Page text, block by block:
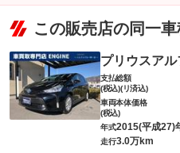
免責金
本保証の開始時からの走
じたエンジン本体及びト
のとします。
保証修理受
付先
グー保証サポートデスク
ロードサー
ビスの有無
修理回数・
上限金額
価格（税込）が５０万円
でとします。輸入車の場
免責金
無し
本保証の開始時からの走
じたエンジン本体及び
ールについて、本保証に
のとします。
グー保証サポートデスク
す。専任のオペレーター
着手までが早いのが特徴
修理回数・
上限金額
無制限。車両本体価格。
国産車の場合、車両本体
価格（税込）が５０万円
でとします。輸入車の
す。
本保証の開始時からの
じたエンジン本体及び
ールについて、本保証
この販売店の同一
プリウスアル
支払総額
(税込)(リ済込)
車両本体価格
(税込)
年式2015(平成27)
走行3.0万km